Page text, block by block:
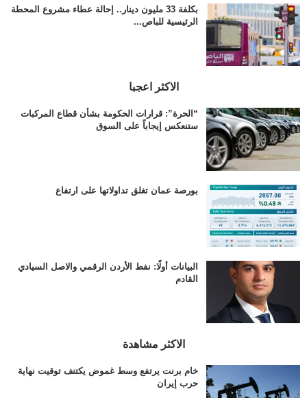
بكلفة 33 مليون دينار.. إحالة عطاء مشروع المحطة
الرئيسية للباص...
الاكثر اعجبا
“الحرة”: قرارات الحكومة بشأن قطاع المركبات
ستنعكس إيجاباً على السوق
بورصة عمان تغلق تداولاتها على ارتفاع
البيانات أولًا: نفط الأردن الرقمي والاصل السيادي
القادم
الاكثر مشاهدة
خام برنت يرتفع وسط غموض يكتنف توقيت نهاية
حرب إيران